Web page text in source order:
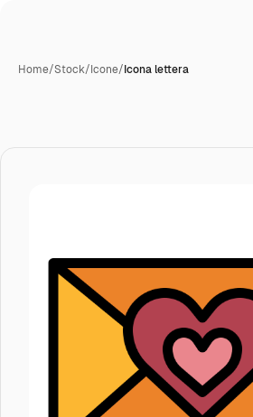
Home/Stock/Icone/Icona lettera